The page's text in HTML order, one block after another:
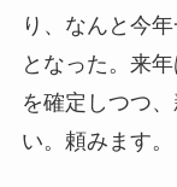
り、なんと今
となった。来
を確定しつつ
い。頼みます。